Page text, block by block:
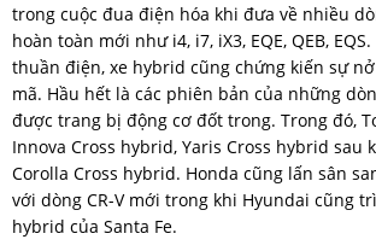
trong cuộc đua điện hóa khi đưa về nhiều
hoàn toàn mới như i4, i7, iX3, EQE, QEB,
thuần điện, xe hybrid cũng chứng kiến sự
mã. Hầu hết là các phiên bản của những
được trang bị động cơ đốt trong. Trong đó,
Innova Cross hybrid, Yaris Cross hybrid sau
Corolla Cross hybrid. Honda cũng lấn sân
với dòng CR-V mới trong khi Hyundai cũng
hybrid của Santa Fe.